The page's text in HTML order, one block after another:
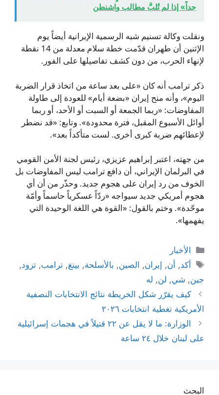
جداً» إذا لم تُلبَّ مطالب واشنطن
ونقلت وكالة تسنيم شبه الرسمية الإيرانية أيضاً يوم
الإثنين أن طهران قدّمت خطة سلام معدلة من 14 نقطة
لإنهاء الحرب، من دون كشف تفاصيلها على الفور.
ذكر ترامب أنه كان «على بعد ساعة من اتخاذ قرار الضربة
اليوم»، وأنه منح إيران «بضعة أيام» للعودة إلى طاولة
المفاوضات: «ربما الجمعة أو السبت أو الأحد، أو ربما
أوائل الأسبوع المقبل، فترة محدودة». وتابع: «قد نضطر
لإعطائهم ضربة كبرى أخرى. لست متأكداً بعد».
من جهته، اعتبر إبراهيم عزيزي، رئيس لجنة الأمن القومي
في البرلمان الإيراني، أن دافع ترامب ليس المفاوضات بل
الخوف من رد إيران على هجوم جديد. وحذّر من أن أي
هجوم أمريكي جديد سيواجه «ردّاً عسكرياً حاسماً وأمّة
موحّدة». وختم بالقول: «القوة هي اللغة الوحيدة التي
يفهمها».
التصنيفات
الأخبار
الوسوم
أكد, أن, إيران, الصين, بالأسلحة, بينغ,ترامب,تزود,
جين, شي, لن, له
كيف يقرّر شكل الخريطة نتائج الانتخابات النصفية
الأمريكية تغطية انتخابات ٢٠٢٦
الوزارة: ما لا يقل عن ٢٢ قتيلاً في هجمات إسرائيلية
على لبنان خلال ٢٤ ساعة
البحث